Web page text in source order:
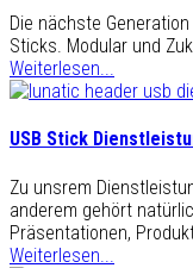
Die nächste
Sticks. Modular und
Weiterlesen...
USB Stick
Zu unsrem
anderem gehört
Präsentationen,
Weiterlesen...